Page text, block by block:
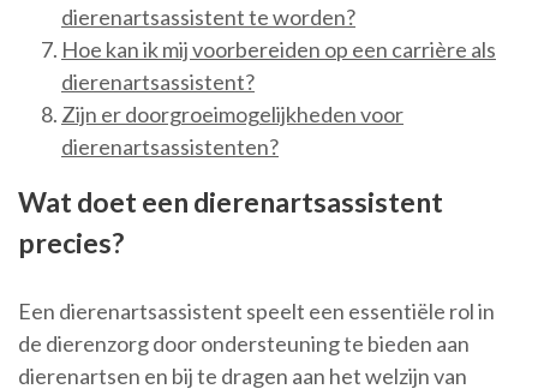
dierenartsassistent te worden?
Hoe kan ik mij voorbereiden op een carrière als
dierenartsassistent?
Zijn er doorgroeimogelijkheden voor
dierenartsassistenten?
Wat doet een dierenartsassistent
precies?
Een dierenartsassistent speelt een essentiële rol in
de dierenzorg door ondersteuning te bieden aan
dierenartsen en bij te dragen aan het welzijn van